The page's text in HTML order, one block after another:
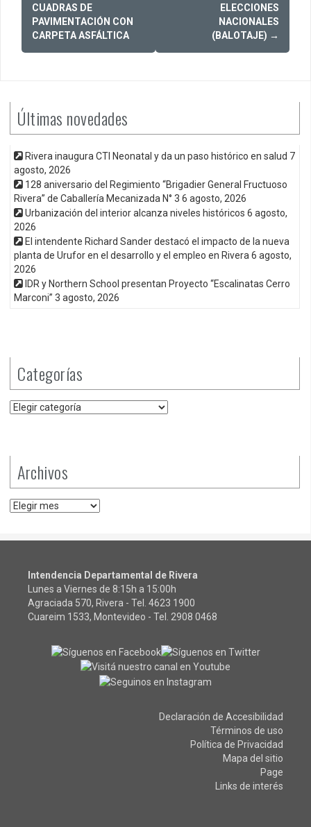
CUADRAS DE
PAVIMENTACIÓN CON
CARPETA ASFÁLTICA
ELECCIONES
NACIONALES
(BALOTAJE) →
Últimas novedades
Rivera inaugura CTI Neonatal y da un paso histórico en salud 7
agosto, 2026
128 aniversario del Regimiento “Brigadier General Fructuoso
Rivera” de Caballería Mecanizada N° 3 6 agosto, 2026
Urbanización del interior alcanza niveles históricos 6 agosto,
2026
El intendente Richard Sander destacó el impacto de la nueva
planta de Urufor en el desarrollo y el empleo en Rivera 6 agosto,
2026
IDR y Northern School presentan Proyecto “Escalinatas Cerro
Marconi” 3 agosto, 2026
Categorías
Categorías
Archivos
Archivos
Intendencia Departamental de Rivera
Lunes a Viernes de 8:15h a 15:00h
Agraciada 570, Rivera - Tel. 4623 1900
Cuareim 1533, Montevideo - Tel. 2908 0468
Declaración de Accesibilidad
Términos de uso
Política de Privacidad
Mapa del sitio
Page
Links de interés